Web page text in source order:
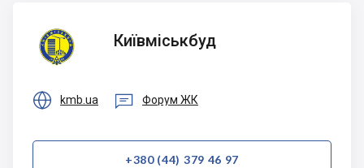
Київміськбуд
Київміськбуд
 kmb.ua  Форум ЖК
+380 (44) 379 46 97